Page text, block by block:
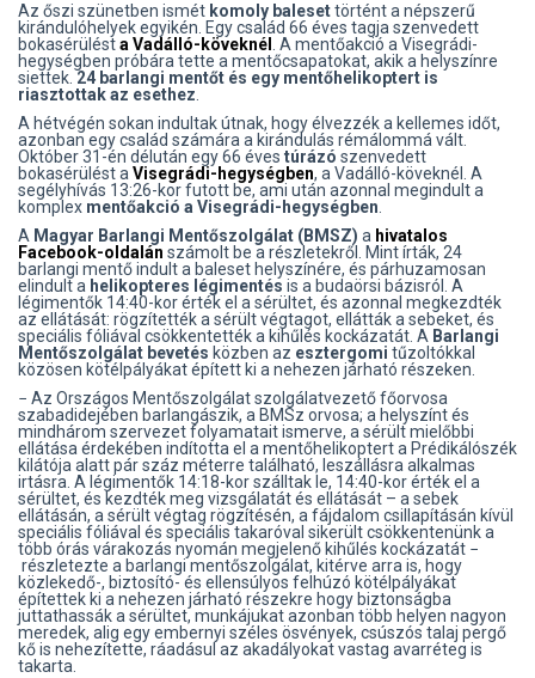
Az őszi szünetben ismét komoly balesettörtént a népszerű
kirándulóhelyek egyikén. Egy család 66 éves tagja szenvedett
bokasérülésta Vadálló-köveknél . A mentőakció a Visegrádi-
hegységben próbára tette a mentőcsapatokat, akik a helyszínre
siettek. 24 barlangi mentőt és egy mentőhelikoptert is
riasztottak az esethez.
A hétvégén sokan indultak útnak, hogy élvezzék a kellemes időt,
azonban egy család számára a kirándulás rémálommá vált.
Október 31-én délután egy 66 éves túrázó szenvedett
bokasérülést aVisegrádi-hegységben, a Vadálló-köveknél. A
segélyhívás 13:26-kor futott be, ami után azonnal megindult a
komplex mentőakció a Visegrádi-hegységben.
A Magyar Barlangi Mentőszolgálat (BMSZ) a hivatalos
Facebook-oldalán számolt be a részletekről. Mint írták, 24
barlangi mentő indult a baleset helyszínére, és párhuzamosan
elindult a helikopteres légimentés is a budaörsi bázisról. A
légimentők 14:40-kor érték el a sérültet, és azonnal megkezdték
az ellátását: rögzítették a sérült végtagot, ellátták a sebeket, és
speciális fóliával csökkentették a kihűlés kockázatát. A Barlangi
Mentőszolgálat bevetés közben az esztergomi tűzoltókkal
közösen kötélpályákat épített ki a nehezen járható részeken.
− Az Országos Mentőszolgálat szolgálatvezető főorvosa
szabadidejében barlangászik, a BMSz orvosa; a helyszínt és
mindhárom szervezet folyamatait ismerve, a sérült mielőbbi
ellátása érdekében indította el a mentőhelikoptert a Prédikálószék
kilátója alatt pár száz méterre található, leszállásra alkalmas
irtásra. A légimentők 14:18-kor szálltak le, 14:40-kor érték el a
sérültet, és kezdték meg vizsgálatát és ellátását – a sebek
ellátásán, a sérült végtag rögzítésén, a fájdalom csillapításán kívül
speciális fóliával és speciális takaróval sikerült csökkentenünk a
több órás várakozás nyomán megjelenő kihűlés kockázatát −
részletezte a barlangi mentőszolgálat, kitérve arra is, hogy
közlekedő-, biztosító- és ellensúlyos felhúzó kötélpályákat
építettek ki a nehezen járható részekre hogy biztonságba
juttathassák a sérültet, munkájukat azonban több helyen nagyon
meredek, alig egy embernyi széles ösvények, csúszós talaj pergő
kő is nehezítette, ráadásul az akadályokat vastag avarréteg is
takarta.